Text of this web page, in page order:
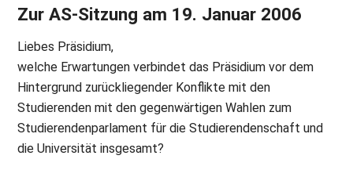
Zur AS-Sitzung am 19. Januar 2006
Liebes Präsidium,
welche Erwartungen verbindet das Präsidium vor dem
Hintergrund zurückliegender Konflikte mit den
Studierenden mit den gegenwärtigen Wahlen zum
Studierendenparlament für die Studierendenschaft und
die Universität insgesamt?